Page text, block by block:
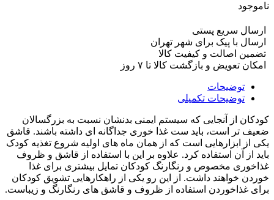
ناموجود
ارسال سریع پستی
ارسال با پیک برای شهر تهران
تضمین اصالت و کیفیت کالا
امکان تعویض و بازگشت کالا تا ۷ روز
توضیحات
توضیحات تکمیلی
کودکان از آنجایی که سیستم ایمنی بدنشان نسبت به بزرگسالان
ضعیف تر است، باید ست غذا خوری جداگانه ای داشته باشند. قاشق
یکی از ابزارهایی است که از همان ماه های اولیه شروع تغذیه کودک
باید از آن استفاده کرد. علاوه بر این با استفاده از قاشق و ظروف
غذاخوری مخصوص و رنگارنگ کودکان تمایل بیشتری برای غذا
خوردن خواهند داشت. از این رو یکی از راهکارهایی تشویق کودکان
برای غذاخوردن استفاده از ظروف و قاشق های رنگارنگ و زیباست.